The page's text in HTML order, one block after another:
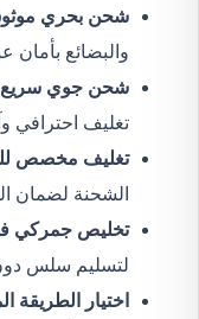
شحن بحري
والبضائع بأمان
شحن جوي سريع
تغليف احترافي
تغليف مخصص
الشحنة لضمان
تخليص جمركي
لتسليم سلس
اختيار الطريقة